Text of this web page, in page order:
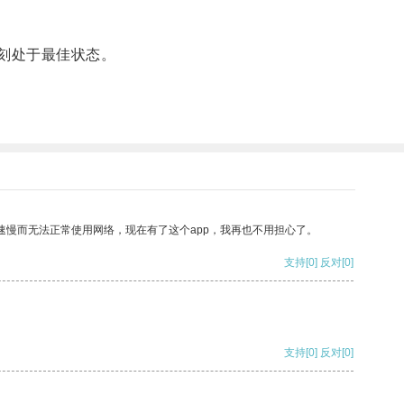
于最佳状态。
而无法正常使用网络，现在有了这个app，我再也不用担心了。
支持[0] 反对[0]
支持[0] 反对[0]